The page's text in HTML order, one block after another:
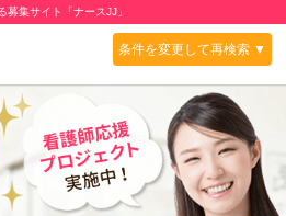
募集サイト「ナースJJ」
条件を変更して再検索 ▼